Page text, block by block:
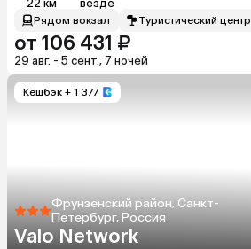
22 км везде
Рядом вокзал Туристический центр
от 106 431 ₽
29 авг. - 5 сент., 7 ночей
Кешбэк + 1 377
Фрунзенский район, Санкт-
Петербург, Россия
Valo Network